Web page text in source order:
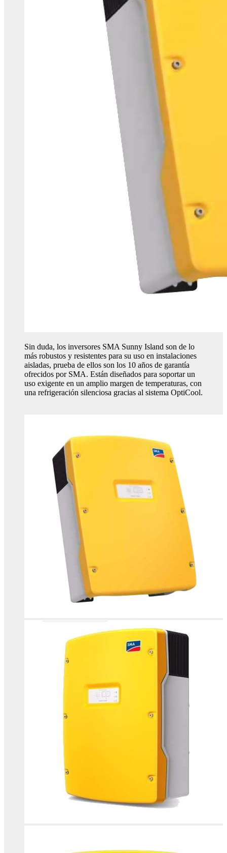
Sin duda, los inversores SMA Sunny Island son de lo
más robustos y resistentes para su uso en instalaciones
aisladas, prueba de ellos son los 10 años de garantía
ofrecidos por SMA. Están diseñados para soportar un
uso exigente en un amplio margen de temperaturas, con
una refrigeración silenciosa gracias al sistema OptiCool.